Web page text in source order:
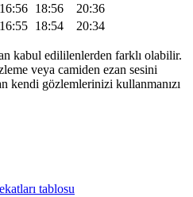
16:56 18:56
20:36
16:55 18:54 20:34
kabul edililenlerden farklı olabilir.
veya camiden ezan sesini
kendi gözlemlerinizi kullanmanızı
tablosu